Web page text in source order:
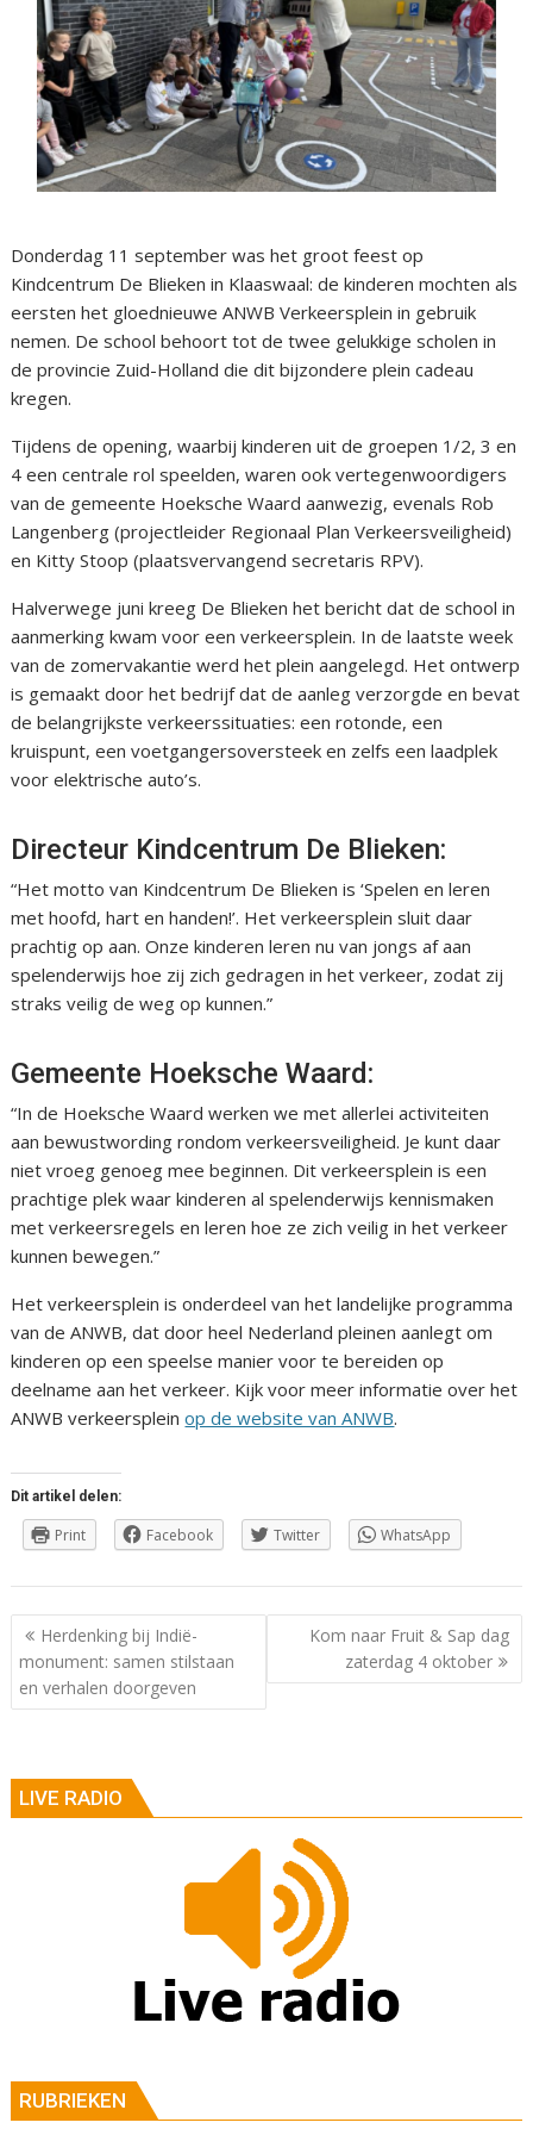
Donderdag 11 september was het groot feest op
Kindcentrum De Blieken in Klaaswaal: de kinderen mochten als
eersten het gloednieuwe ANWB Verkeersplein in gebruik
nemen. De school behoort tot de twee gelukkige scholen in
de provincie Zuid-Holland die dit bijzondere plein cadeau
kregen.
Tijdens de opening, waarbij kinderen uit de groepen 1/2, 3 en
4 een centrale rol speelden, waren ook vertegenwoordigers
van de gemeente Hoeksche Waard aanwezig, evenals Rob
Langenberg (projectleider Regionaal Plan Verkeersveiligheid)
en Kitty Stoop (plaatsvervangend secretaris RPV).
Halverwege juni kreeg De Blieken het bericht dat de school in
aanmerking kwam voor een verkeersplein. In de laatste week
van de zomervakantie werd het plein aangelegd. Het ontwerp
is gemaakt door het bedrijf dat de aanleg verzorgde en bevat
de belangrijkste verkeerssituaties: een rotonde, een
kruispunt, een voetgangersoversteek en zelfs een laadplek
voor elektrische auto’s.
Directeur Kindcentrum De Blieken:
“Het motto van Kindcentrum De Blieken is ‘Spelen en leren
met hoofd, hart en handen!’. Het verkeersplein sluit daar
prachtig op aan. Onze kinderen leren nu van jongs af aan
spelenderwijs hoe zij zich gedragen in het verkeer, zodat zij
straks veilig de weg op kunnen.”
Gemeente Hoeksche Waard:
“In de Hoeksche Waard werken we met allerlei activiteiten
aan bewustwording rondom verkeersveiligheid. Je kunt daar
niet vroeg genoeg mee beginnen. Dit verkeersplein is een
prachtige plek waar kinderen al spelenderwijs kennismaken
met verkeersregels en leren hoe ze zich veilig in het verkeer
kunnen bewegen.”
Het verkeersplein is onderdeel van het landelijke programma
van de ANWB, dat door heel Nederland pleinen aanlegt om
kinderen op een speelse manier voor te bereiden op
deelname aan het verkeer. Kijk voor meer informatie over het
ANWB verkeerspleinop de website van ANWB.
Dit artikel delen:
Print Facebook Twitter WhatsApp
Berichtnavigatie
Herdenking bij Indië-
monument: samen stilstaan
en verhalen doorgeven
Kom naar Fruit & Sap dag
zaterdag 4 oktober
LIVE RADIO
RUBRIEKEN